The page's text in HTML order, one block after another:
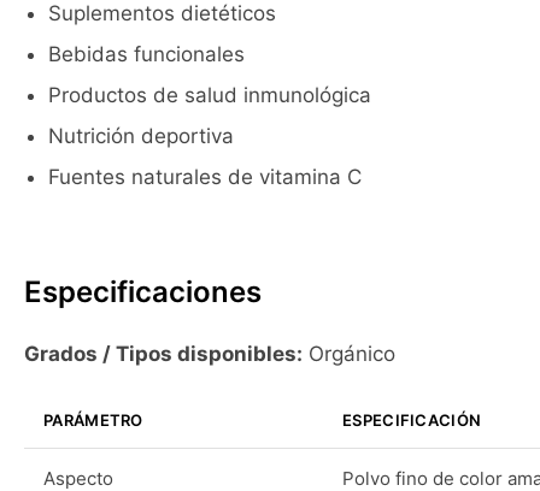
Suplementos dietéticos
Bebidas funcionales
Productos de salud inmunológica
Nutrición deportiva
Fuentes naturales de vitamina C
Especificaciones
Grados / Tipos disponibles: Orgánico
PARÁMETRO ESPECIFICACIÓN
Aspecto Polvo fino de color